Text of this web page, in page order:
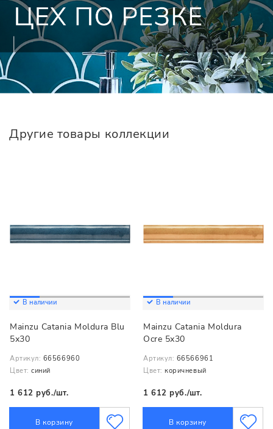
Другие товары коллекции
В наличии
Mainzu Catania Moldura Blu
5х30
Артикул: 66566960
Цвет: синий
1 612 руб./шт.
В корзину
В наличии
Mainzu Catania Moldura
Ocre 5х30
Артикул: 66566961
Цвет: коричневый
1 612 руб./шт.
В корзину